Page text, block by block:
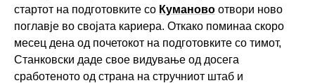
стартот на подготовките со Куманово отвори ново
поглавје во својата кариера. Откако поминаа скоро
месец дена од почетокот на подготовките со тимот,
Станковски даде свое видување од досега
сработеното од страна на стручниот штаб и